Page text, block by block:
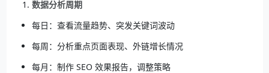
数据分析周期
每日：查看流量趋势、突发关键词波动
每周：分析重点页面表现、外链增长情况
每月：制作 SEO 效果报告，调整策略